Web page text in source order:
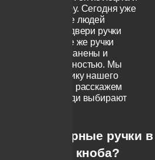
фурнитуру. Сегодня уже
желание людей
себе на двери ручки
цвета. Какие же ручки
распространены и
популярностью. Мы
статистику нашего
магазина и расскажем
же модели люди выбирают
Черные дверные ручки в
форме кноба?